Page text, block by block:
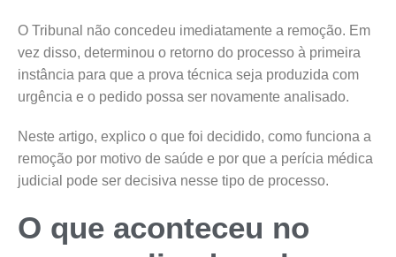
O Tribunal não concedeu imediatamente a remoção. Em
vez disso, determinou o retorno do processo à primeira
instância para que a prova técnica seja produzida com
urgência e o pedido possa ser novamente analisado.
Neste artigo, explico o que foi decidido, como funciona a
remoção por motivo de saúde e por que a perícia médica
judicial pode ser decisiva nesse tipo de processo.
O que aconteceu no